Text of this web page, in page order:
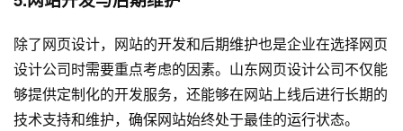
除了网页设计，网站的开发和后期维护也是企业在选择网页
设计公司时需要重点考虑的因素。山东网页设计公司不仅能
够提供定制化的开发服务，还能够在网站上线后进行长期的
技术支持和维护，确保网站始终处于最佳的运行状态。